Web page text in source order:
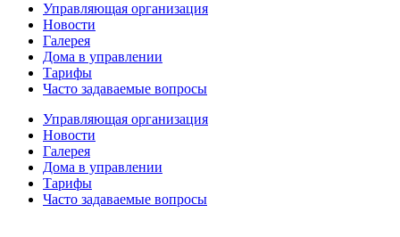
Управляющая организация
Новости
Галерея
Дома в управлении
Тарифы
Часто задаваемые вопросы
Управляющая организация
Новости
Галерея
Дома в управлении
Тарифы
Часто задаваемые вопросы